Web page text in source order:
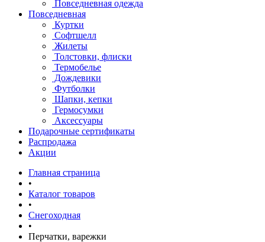
Повседневная одежда
Повседневная
Куртки
Софтшелл
Жилеты
Толстовки, флиски
Термобелье
Дождевики
Футболки
Шапки, кепки
Гермосумки
Аксессуары
Подарочные сертификаты
Распродажа
Акции
Главная страница
•
Каталог товаров
•
Снегоходная
•
Перчатки, варежки